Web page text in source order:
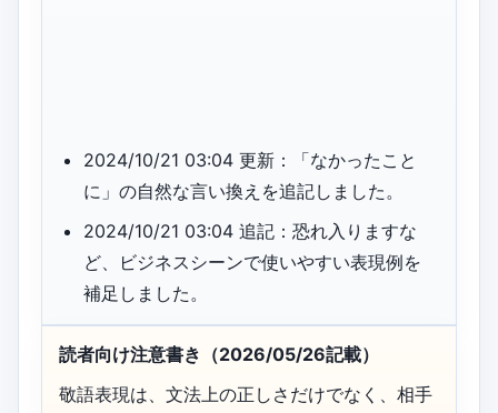
2024/10/21 03:04 更新：「なかったこと
に」の自然な言い換えを追記しました。
2024/10/21 03:04 追記：恐れ入りますな
ど、ビジネスシーンで使いやすい表現例を
補足しました。
読者向け注意書き（2026/05/26記載）
敬語表現は、文法上の正しさだけでなく、相手